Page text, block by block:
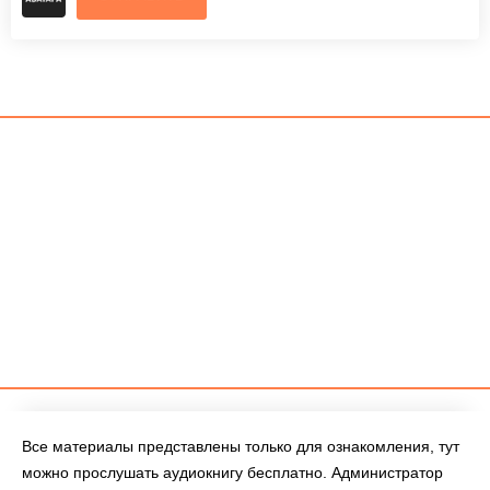
Все материалы представлены только для ознакомления, тут
можно прослушать аудиокнигу бесплатно. Администратор